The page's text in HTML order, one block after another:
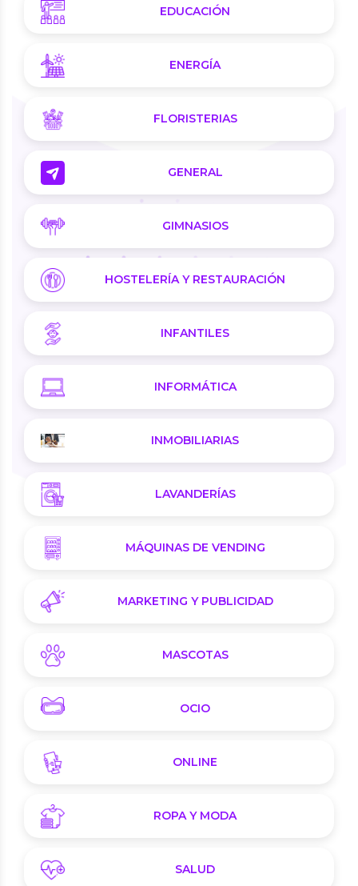
EDUCACIÓN
ENERGÍA
FLORISTERIAS
GENERAL
GIMNASIOS
HOSTELERÍA Y RESTAURACIÓN
INFANTILES
INFORMÁTICA
INMOBILIARIAS
LAVANDERÍAS
MÁQUINAS DE VENDING
MARKETING Y PUBLICIDAD
MASCOTAS
OCIO
ONLINE
ROPA Y MODA
SALUD